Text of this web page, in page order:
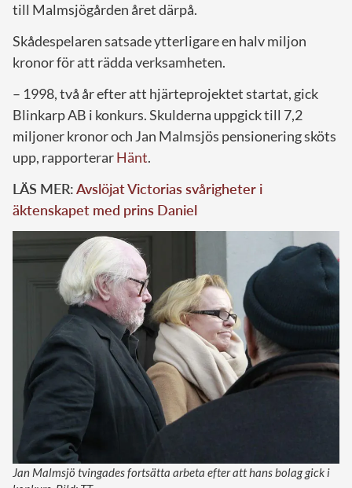
till Malmsjögården året därpå.
Skådespelaren satsade ytterligare en halv miljon
kronor för att rädda verksamheten.
– 1998, två år efter att hjärteprojektet startat, gick
Blinkarp AB i konkurs. Skulderna uppgick till 7,2
miljoner kronor och Jan Malmsjös pensionering sköts
upp, rapporterarHänt.
LÄS MER:Avslöjat Victorias svårigheter i
äktenskapet med prins Daniel
Jan Malmsjö tvingades fortsätta arbeta efter att hans bolag gick i